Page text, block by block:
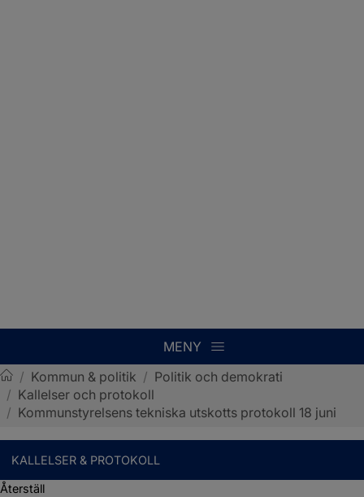
MENY
Sotenäs kommun
/ Kommun & politik / Politik och demokrati
/ Kallelser och protokoll
/ Kommunstyrelsens tekniska utskotts protokoll 18 juni
KALLELSER & PROTOKOLL
Återställ